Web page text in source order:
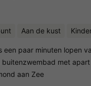
Aan de kust
een paar minuten lopen
buitenzwembad met
aan Zee